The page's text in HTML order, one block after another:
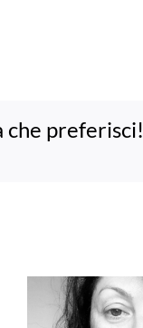
che preferisci!